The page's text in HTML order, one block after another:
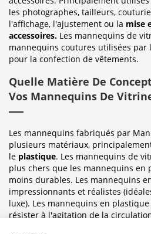
les photographes, tailleurs,
l'affichage, l'ajustement ou la mise
accessoires. Les mannequins de
mannequins coutures utilisées par
pour la confection de vêtements.
Quelle Matière De
Vos Mannequins De
Les mannequins fabriqués par
plusieurs matériaux,
le plastique. Les mannequins de
plus chers que les mannequins en
moins durables. Les mannequins
impressionnants et réalistes
luxe). Les mannequins en
résister à l'agitation de la
habituellement observée dans le